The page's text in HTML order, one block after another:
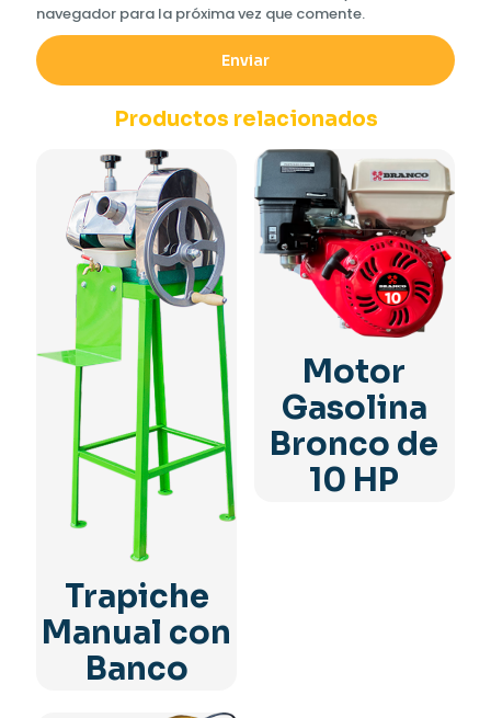
navegador para la próxima vez que comente.
Productos relacionados
Trapiche
Manual con
Banco
Motor
Gasolina
Bronco de
10 HP